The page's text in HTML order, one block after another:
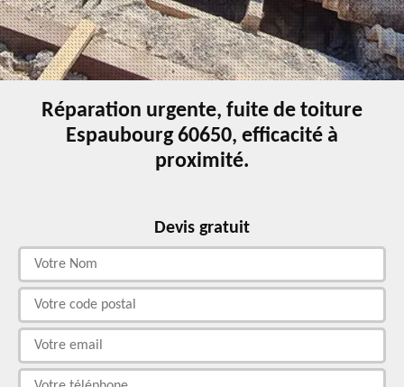
Réparation urgente, fuite de toiture
Espaubourg 60650, efficacité à
proximité.
Devis gratuit